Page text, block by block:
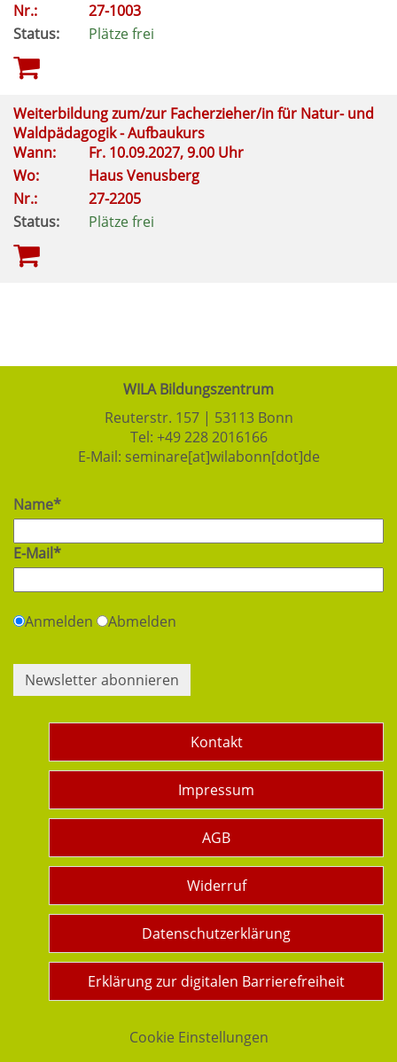
Nr.:
27-1003
Status:
Plätze frei
Weiterbildung zum/zur Facherzieher/in für Natur- und
Waldpädagogik - Aufbaukurs
Wann:
Fr. 10.09.2027, 9.00 Uhr
Wo:
Haus Venusberg
Nr.:
27-2205
Status:
Plätze frei
WILA Bildungszentrum
Reuterstr. 157 | 53113 Bonn
Tel: +49 228 2016166
E-Mail: seminare[at]wilabonn[dot]de
Name*
E-Mail*
Anmelden Abmelden
Newsletter abonnieren
Kontakt
Impressum
AGB
Widerruf
Datenschutzerklärung
Erklärung zur digitalen Barrierefreiheit
Cookie Einstellungen